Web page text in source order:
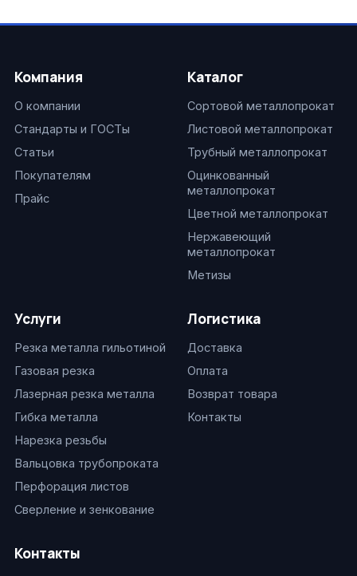
Компания
О компании
Стандарты и ГОСТы
Статьи
Покупателям
Прайс
Каталог
Сортовой металлопрокат
Листовой металлопрокат
Трубный металлопрокат
Оцинкованный
металлопрокат
Цветной металлопрокат
Нержавеющий
металлопрокат
Метизы
Услуги
Резка металла гильотиной
Газовая резка
Лазерная резка металла
Гибка металла
Нарезка резьбы
Вальцовка трубопроката
Перфорация листов
Сверление и зенкование
Логистика
Доставка
Оплата
Возврат товара
Контакты
Контакты